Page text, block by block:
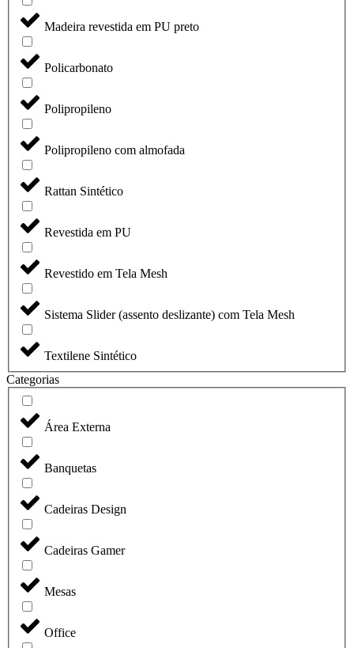
Madeira revestida em PU preto
Policarbonato
Polipropileno
Polipropileno com almofada
Rattan Sintético
Revestida em PU
Revestido em Tela Mesh
Sistema Slider (assento deslizante) com Tela Mesh
Textilene Sintético
Categorias
Área Externa
Banquetas
Cadeiras Design
Cadeiras Gamer
Mesas
Office